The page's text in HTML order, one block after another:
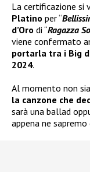
La certificazione si
Platino per “
d’Oro di “Ragazza
viene confermato
portarla tra i Big
2024.
Al momento non
la canzone che
sarà una ballad
appena ne